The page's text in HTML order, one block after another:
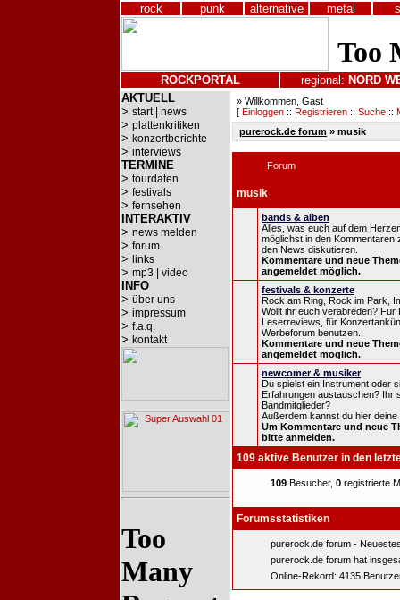
rock punk alternative metal
ROCKPORTAL regional: NORD
AKTUELL
> start | news
> plattenkritiken
> konzertberichte
> interviews
TERMINE
> tourdaten
> festivals
> fernsehen
INTERAKTIV
> news melden
> forum
> links
> mp3 | video
INFO
> über uns
> impressum
> f.a.q.
> kontakt
» Willkommen, Gast
[ Einloggen :: Registrieren :: Suche ::
purerock.de forum » musik
Forum
musik
bands & alben
Alles, was euch auf dem
möglichst in den Kommentaren
den News diskutieren.
Kommentare und neue
angemeldet möglich.
festivals & konzerte
Rock am Ring, Rock im Park,
Wollt ihr euch verabreden? Für
Leserreviews, für
Werbeforum benutzen.
Kommentare und neue
angemeldet möglich.
newcomer & musiker
Du spielst ein Instrument oder
Erfahrungen austauschen? Ihr
Bandmitglieder?
Außerdem kannst du hier
Um Kommentare und neue
bitte anmelden.
109 aktive Benutzer in den
109 Besucher, 0 registrierte
Forumsstatistiken
purerock.de forum -
purerock.de forum hat
Online-Rekord: 4135